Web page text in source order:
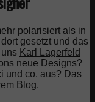
polarisiert als in
gesetzt und das
Karl Lagerfeld
neue Designs?
und co. aus? Das
Blog.